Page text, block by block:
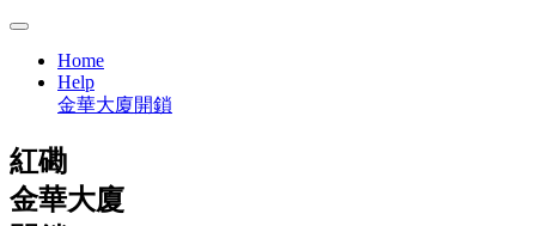
Home
Help
金華大廈開鎖
紅磡
金華大廈